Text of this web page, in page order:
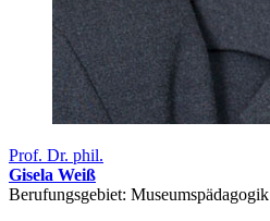
Prof. Dr. phil.
Gisela Weiß
Berufungsgebiet: Museumspädagogik